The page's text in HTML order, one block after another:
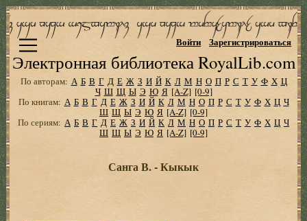
Электронная библиотека RoyalLib.com
Войти Зарегистрироваться
По авторам: А Б В Г Д Е Ж З И Й К Л М Н О П Р С Т У Ф Х Ц
Ч Ш Щ Ы Э Ю Я [A-Z] [0-9]
По книгам: А Б В Г Д Е Ж З И Й К Л М Н О П Р С Т У Ф Х Ц Ч
Ш Щ Ы Э Ю Я [A-Z] [0-9]
По сериям: А Б В Г Д Е Ж З И Й К Л М Н О П Р С Т У Ф Х Ц Ч
Ш Щ Ы Э Ю Я [A-Z] [0-9]
Санга В. - Кыкык